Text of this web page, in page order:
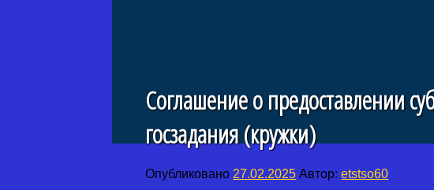
Соглашение о предоставлении
госзадания (кружки)
Опубликовано 27.02.2025 Автор:etstso60